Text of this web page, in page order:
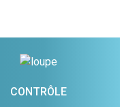
CONTRÔLE